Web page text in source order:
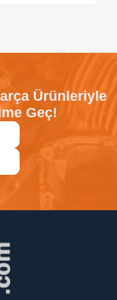
Ürünleriyle
Geç!